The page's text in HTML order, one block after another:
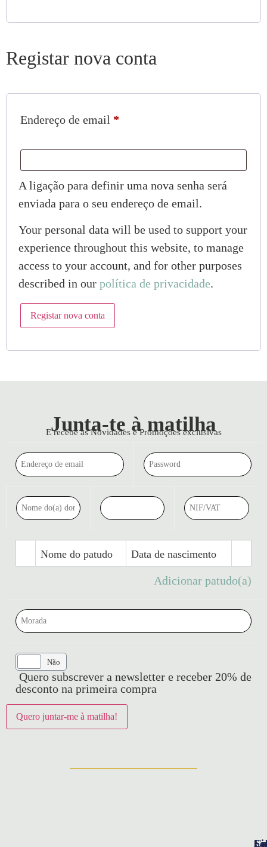
Registar nova conta
Endereço de email *
A ligação para definir uma nova senha será
enviada para o seu endereço de email.
Your personal data will be used to support your
experience throughout this website, to manage
access to your account, and for other purposes
described in our política de privacidade.
Registar nova conta
Junta-te à matilha
E recebe as Novidades e Promoções exclusivas
Nome do patudo Data de nascimento
Adicionar patudo(a)
Não
Quero subscrever a newsletter e receber 20% de
desconto na primeira compra